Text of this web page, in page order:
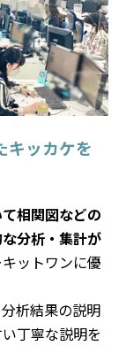
キッカケを
て相関図などの
分析・集計が
ットワンに優
析結果の説明
丁寧な説明を